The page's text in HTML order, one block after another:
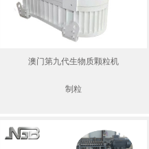
澳门第九代生物质颗粒机
制粒